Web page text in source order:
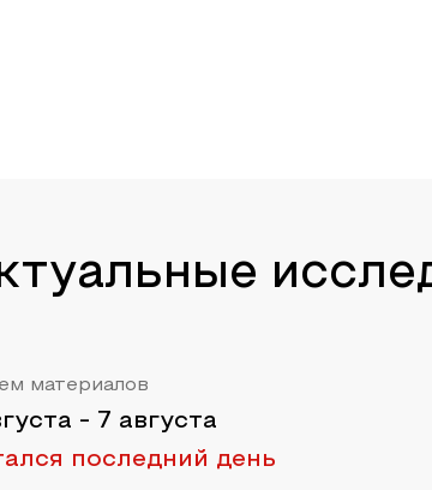
материалов
- 7 августа
последний день